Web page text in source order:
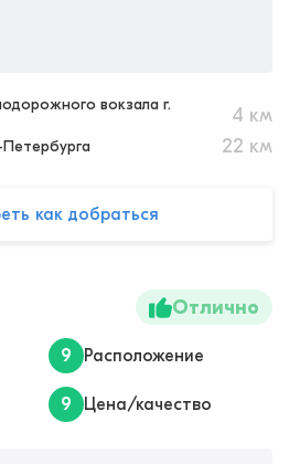
вокзала г.
4 км
22 км
как добраться
Отлично
9 Расположение
9 Цена/качество